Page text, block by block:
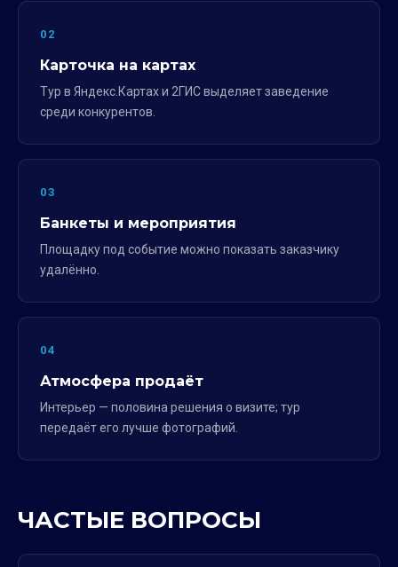
02
Карточка на картах
Тур в Яндекс.Картах и 2ГИС выделяет заведение
среди конкурентов.
03
Банкеты и мероприятия
Площадку под событие можно показать заказчику
удалённо.
04
Атмосфера продаёт
Интерьер — половина решения о визите; тур
передаёт его лучше фотографий.
ЧАСТЫЕ ВОПРОСЫ